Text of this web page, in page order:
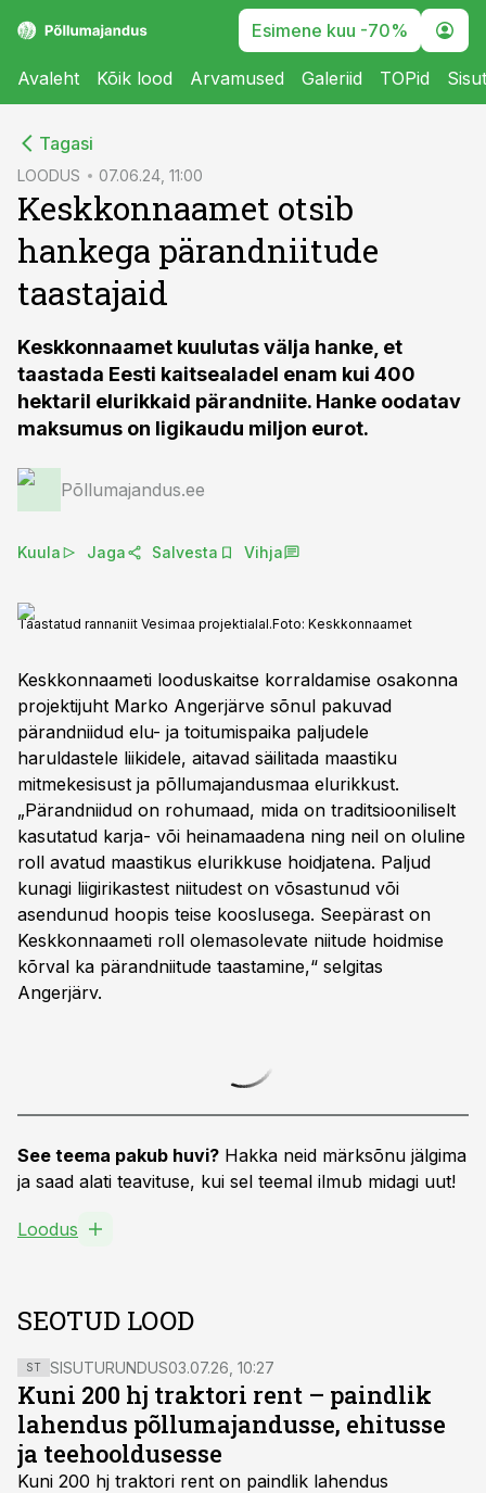
Esimene kuu -70%
Avaleht Kõik lood Arvamused Galeriid TOPid
Tagasi
LOODUS 07.06.24, 11:00
Keskkonnaamet otsib
hankega pärandniitude
taastajaid
Keskkonnaamet kuulutas välja hanke , et
taastada Eesti kaitsealadel enam kui 400
hektaril elurikkaid pärandniite. Hanke oodatav
maksumus on ligikaudu miljon eurot.
Põllumajandus.ee
Kuula Jaga Salvesta Vihja
Taastatud rannaniit Vesimaa projektialal.Foto: Keskkonnaamet
Keskkonnaameti looduskaitse korraldamise osakonna
projektijuht Marko Angerjärve sõnul pakuvad
pärandniidud elu- ja toitumispaika paljudele
haruldastele liikidele, aitavad säilitada maastiku
mitmekesisust ja põllumajandusmaa elurikkust.
„Pärandniidud on rohumaad, mida on traditsiooniliselt
kasutatud karja- või heinamaadena ning neil on oluline
roll avatud maastikus elurikkuse hoidjatena. Paljud
kunagi liigirikastest niitudest on võsastunud või
asendunud hoopis teise kooslusega. Seepärast on
Keskkonnaameti roll olemasolevate niitude hoidmise
kõrval ka pärandniitude taastamine,“ selgitas
Angerjärv.
See teema pakub huvi? Hakka neid märksõnu jälgima
ja saad alati teavituse, kui sel teemal ilmub midagi uut!
Loodus
SEOTUD LOOD
ST SISUTURUNDUS03.07.26, 10:27
Kuni 200 hj traktori rent – paindlik
lahendus põllumajandusse, ehitusse
ja teehooldusesse
Kuni 200 hj traktori rent on paindlik lahendus